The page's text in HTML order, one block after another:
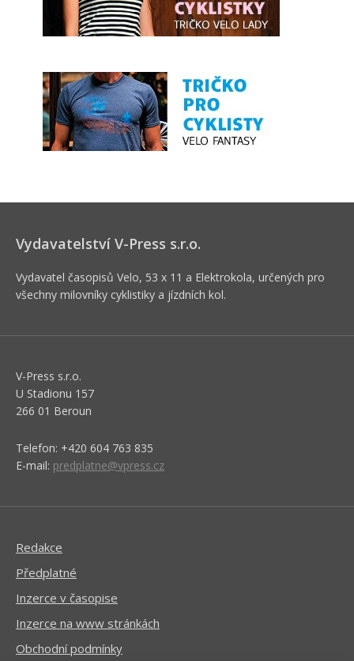
Vydavatelství V-Press s.r.o.
Vydavatel časopisů Velo, 53 x 11 a Elektrokola, určených pro
všechny milovníky cyklistiky a jízdních kol.
V-Press s.r.o.
U Stadionu 157
266 01 Beroun
Telefon: +420 604 763 835
E-mail: predplatne@vpress.cz
Redakce
Předplatné
Inzerce v časopise
Inzerce na www stránkách
Obchodní podmínky